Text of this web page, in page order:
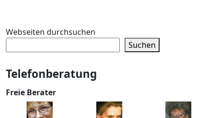
Webseiten durchsuchen
Suchen
Telefonberatung
Freie Berater